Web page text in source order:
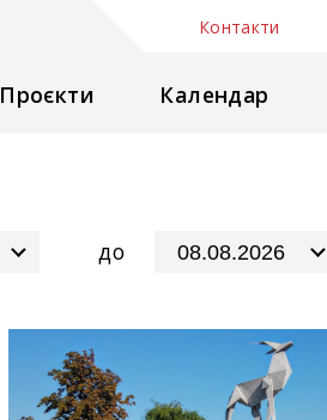
Проєкти Календар
Контакти
до